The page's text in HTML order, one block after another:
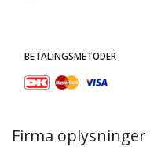
BETALINGSMETODER
Firma oplysninger